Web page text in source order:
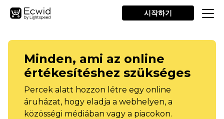
시작하기
Minden, ami az online
értékesítéshez szükséges
Percek alatt hozzon létre egy online
áruházat, hogy eladja a webhelyen, a
közösségi médiában vagy a piacokon.